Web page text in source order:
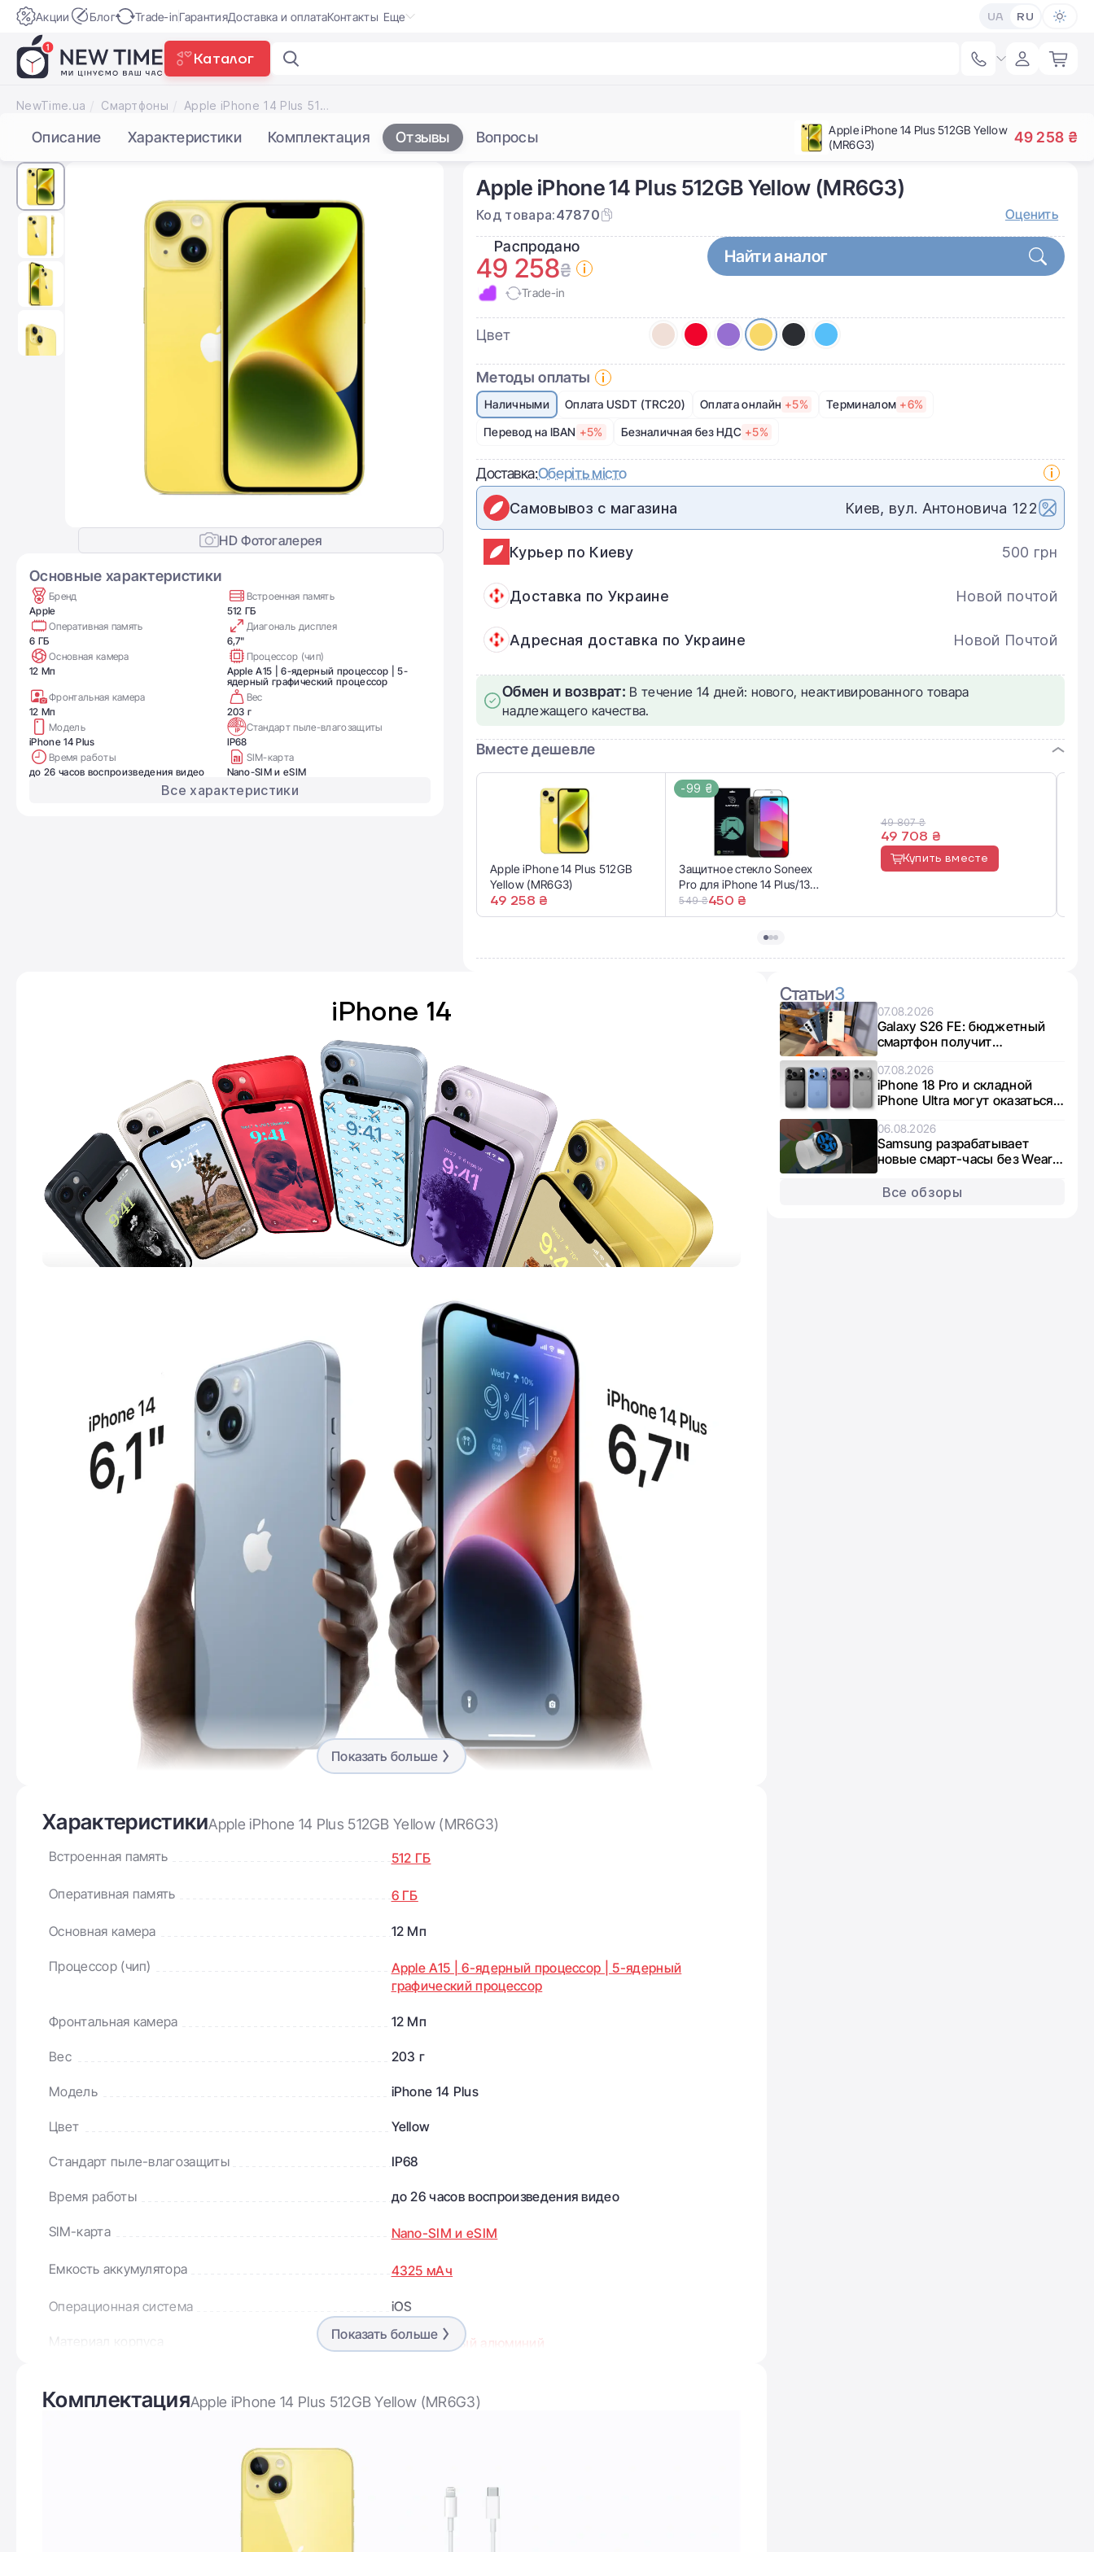
Акции Блог Trade-inГарантияДоставка и оплатаКонтакты Еще UA RU
Каталог
NewTime.ua Смартфоны Apple iPhone 14 Plus 512GB Yellow (MR6G3)
Описание Характеристики Комплектация Отзывы Вопросы
Apple iPhone 14 Plus 512GB Yellow
(MR6G3)
49 258 ₴
Apple iPhone 14 Plus 512GB Yellow (MR6G3)
Код товара:47870 Оценить
Распродано
49 258₴
Найти аналог
Trade-in
Цвет
Методы оплаты
Наличными Оплата USDT (TRC20) Оплата онлайн +5% Терминалом +6%
Перевод на IBAN +5% Безналичная без НДС +5%
Доставка:Оберіть місто
Самовывоз с магазина Киев, вул. Антоновича 122
Курьер по Киеву 500 грн
Доставка по Украине Новой почтой
Адресная доставка по Украине Новой Почтой
Обмен и возврат: В течение 14 дней: нового, неактивированного товара
надлежащего качества.
Вместе дешевле
Apple iPhone 14 Plus 512GB
Yellow (MR6G3)
49 258 ₴
-99 ₴
Защитное стекло Soneex
Pro для iPhone 14 Plus/13
Pro Max
549 ₴450 ₴
49 807 ₴
49 708 ₴
Купить вместе
HD Фотогалерея
Основные характеристики
Бренд
Apple
Встроенная память
512 ГБ
Оперативная память
6 ГБ
Диагональ дисплея
6,7"
Основная камера
12 Мп
Процессор (чип)
Apple A15 | 6-ядерный процессор | 5-
ядерный графический процессор
Фронтальная камера
12 Мп
Вес
203 г
Модель
iPhone 14 Plus
Стандарт пыле-влагозащиты
IP68
Время работы
до 26 часов воспроизведения видео
SIM-карта
Nano-SIM и eSIM
Все характеристики
iPhone 14
Показать больше
ХарактеристикиApple iPhone 14 Plus 512GB Yellow (MR6G3)
Встроенная память 512 ГБ
Оперативная память 6 ГБ
Основная камера 12 Мп
Процессор (чип)
Apple A15 | 6-ядерный процессор | 5-ядерный
графический процессор
Фронтальная камера 12 Мп
Вес 203 г
Модель iPhone 14 Plus
Цвет Yellow
Стандарт пыле-влагозащиты IP68
Время работы до 26 часов воспроизведения видео
SIM-карта Nano-SIM и eSIM
Емкость аккумулятора 4325 мАч
Операционная система iOS
Материал корпуса Авиационный алюминий
Bluetooth 5.0
2778×1284
Показать больше
КомплектацияApple iPhone 14 Plus 512GB Yellow (MR6G3)
Статьи3
07.08.2026
Galaxy S26 FE: бюджетный
смартфон получит
интересный микс чипов от
Exynos и Snapdragon
07.08.2026
iPhone 18 Pro и складной
iPhone Ultra могут оказаться в
дефиците из-за нехватки
памяти
06.08.2026
Samsung разрабатывает
новые смарт-часы без Wear
OS: что известно о Galaxy
Aero
Все обзоры